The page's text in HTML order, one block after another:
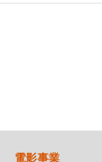
電影事業